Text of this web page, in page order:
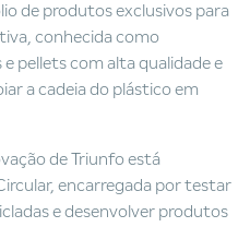
de produtos exclusivos para
conhecida como
pellets com alta qualidade e
a cadeia do plástico em
de Triunfo está
encarregada por testar
e desenvolver produtos